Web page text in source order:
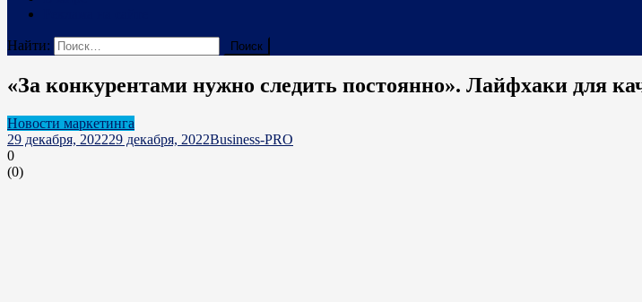
Найти:
«За конкурентами нужно следить постоянно». Лайфхаки для
Новости маркетинга
29 декабря, 202229 декабря, 2022Business-PRO
0
(0)